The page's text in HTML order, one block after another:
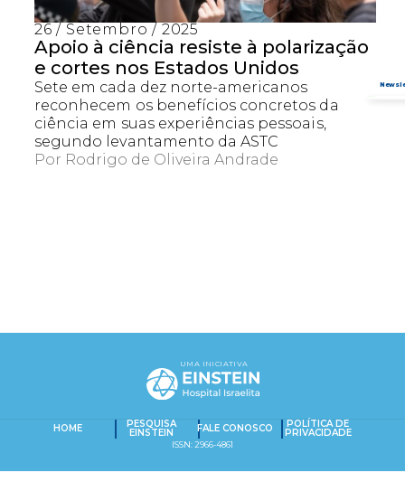
PESQUISAR NO CONTEÚDO
26 / Setembro / 2025
Apoio à ciência resiste à polarização
e cortes nos Estados Unidos
Sete em cada dez norte-americanos
reconhecem os benefícios concretos da
ciência em suas experiências pessoais,
segundo levantamento da ASTC
Por Rodrigo de Oliveira Andrade
HOME PESQUISA
EINSTEIN FALE CONOSCO POLÍTICA DE
PRIVACIDADE
ISSN: 2966-4861
UMA INICIATIVA